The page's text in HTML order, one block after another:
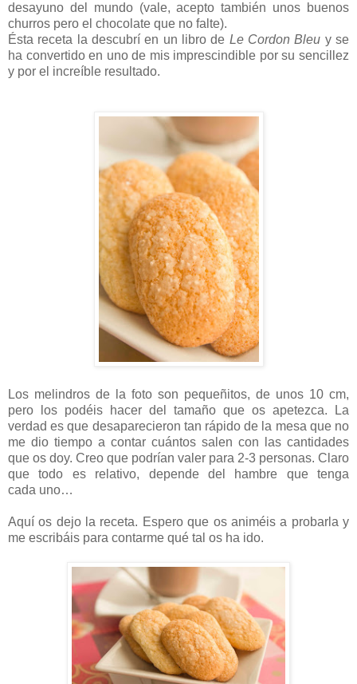
desayuno del mundo (vale, acepto también unos buenos
churros pero el chocolate que no falte).
Ésta receta la descubrí en un libro de Le Cordon Bleu y se
ha convertido en uno de mis imprescindible por su sencillez
y por el increíble resultado.
Los melindros de la foto son pequeñitos, de unos 10 cm,
pero los podéis hacer del tamaño que os apetezca. La
verdad es que desaparecieron tan rápido de la mesa que no
me dio tiempo a contar cuántos salen con las cantidades
que os doy. Creo que podrían valer para 2-3 personas. Claro
que todo es relativo, depende del hambre que tenga
cada uno…
Aquí os dejo la receta. Espero que os animéis a probarla y
me escribáis para contarme qué tal os ha ido.